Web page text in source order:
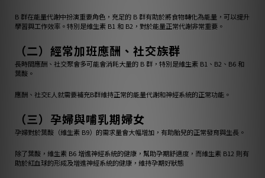
B 群在能量代謝中扮演重要角色，充足的 B 群有助於將食物轉化為能量，可以提升
學習與工作效率。特別是維生素 B1 和 B2，對於能量正常代謝非常重要。
（二）經常加班應酬、社交族群
長時間應酬、社交聚會多可能會消耗大量的 B 群，特別是維生素 B1、B2、B6 和
葉酸。
應酬、社交E人就需要補充B群維持正常的能量代謝和神經系統的正常功能。
（三）孕婦與哺乳期婦女
孕婦對於葉酸（維生素 B9）的需求量會大幅增加，有助胎兒的正常發育與生長。
除了葉酸，維生素 B6 增進神經系統的健康，幫助孕期舒適度，而維生素 B12 則有
助於紅血球的形成及增進神經系統的健康，維持孕期好狀態